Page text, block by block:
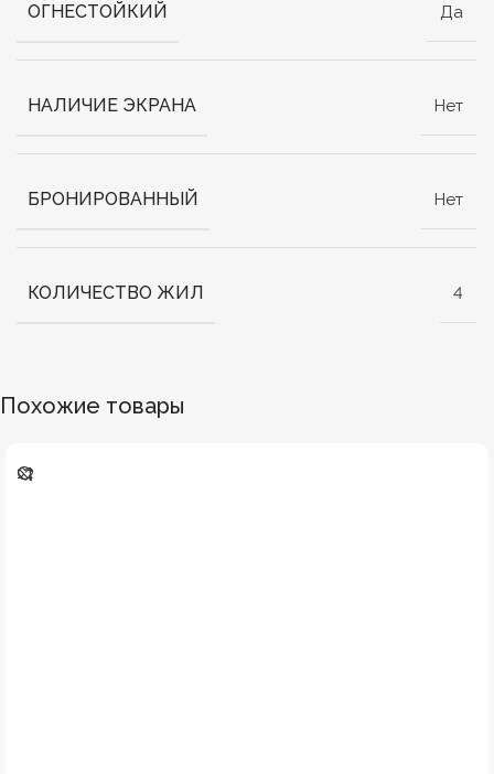
ОГНЕСТОЙКИЙ Да
НАЛИЧИЕ ЭКРАНА Нет
БРОНИРОВАННЫЙ Нет
КОЛИЧЕСТВО ЖИЛ 4
Похожие товары